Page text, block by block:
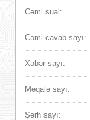
Cəmi sual:
Cəmi cavab sayı:
Xəbər sayı:
Məqalə sayı:
Şərh sayı: